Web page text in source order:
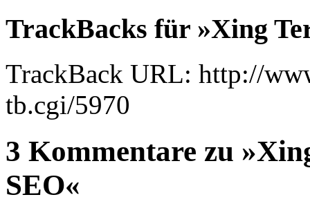
TrackBacks für »Xing
TrackBack URL: http://
tb.cgi/5970
3 Kommentare zu
SEO«